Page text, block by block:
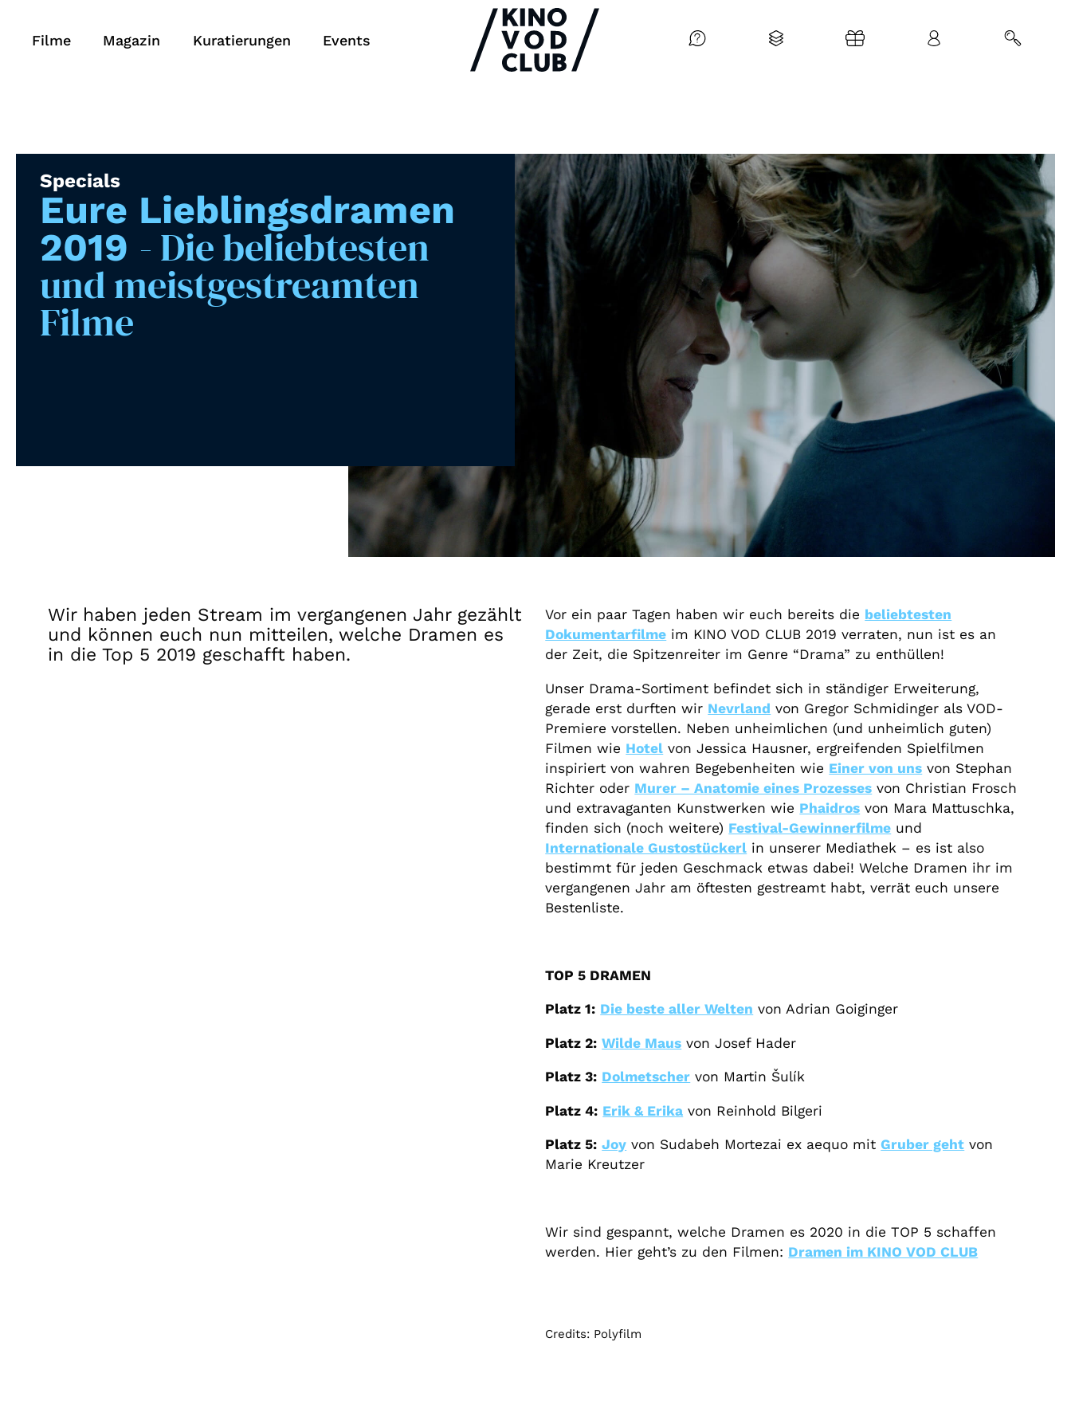
Kuratierungen
Events
So geht’s
Filmpakete
Gutscheine
& Filmpässe
Suche
Filme Magazin Kuratierungen Events
Specials
Eure Lieblingsdramen
2019 - Die beliebtesten
und meistgestreamten
Filme
Wir haben jeden Stream im vergangenen Jahr gezählt
und können euch nun mitteilen, welche Dramen es
in die Top 5 2019 geschafft haben.
Vor ein paar Tagen haben wir euch bereits die beliebtesten
Dokumentarfilme im KINO VOD CLUB 2019 verraten, nun ist es an
der Zeit, die Spitzenreiter im Genre “Drama” zu enthüllen!
Unser Drama-Sortiment befindet sich in ständiger Erweiterung,
gerade erst durften wir Nevrland von Gregor Schmidinger als VOD-
Premiere vorstellen. Neben unheimlichen (und unheimlich guten)
Filmen wie Hotel von Jessica Hausner, ergreifenden Spielfilmen
inspiriert von wahren Begebenheiten wie Einer von uns von Stephan
Richter oder Murer – Anatomie eines Prozesses von Christian Frosch
und extravaganten Kunstwerken wie Phaidros von Mara Mattuschka,
finden sich (noch weitere) Festival-Gewinnerfilme und
Internationale Gustostückerl in unserer Mediathek – es ist also
bestimmt für jeden Geschmack etwas dabei! Welche Dramen ihr im
vergangenen Jahr am öftesten gestreamt habt, verrät euch unsere
Bestenliste.
TOP 5 DRAMEN
Platz 1: Die beste aller Welten von Adrian Goiginger
Platz 2: Wilde Maus von Josef Hader
Platz 3: Dolmetscher von Martin Šulík
Platz 4: Erik & Erika von Reinhold Bilgeri
Platz 5: Joy von Sudabeh Mortezai ex aequo mitGruber geht von
Marie Kreutzer
Wir sind gespannt, welche Dramen es 2020 in die TOP 5 schaffen
werden. Hier geht’s zu den Filmen: Dramen im KINO VOD CLUB
Credits: Polyfilm